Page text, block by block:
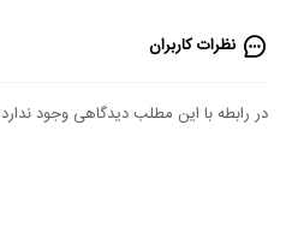
نظرات کاربران
در رابطه با این مطلب دیدگاهی وجود ندارد